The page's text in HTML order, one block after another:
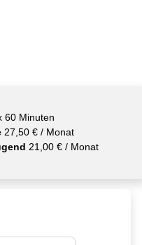
60 Minuten
27,50 € / Monat
21,00 € / Monat